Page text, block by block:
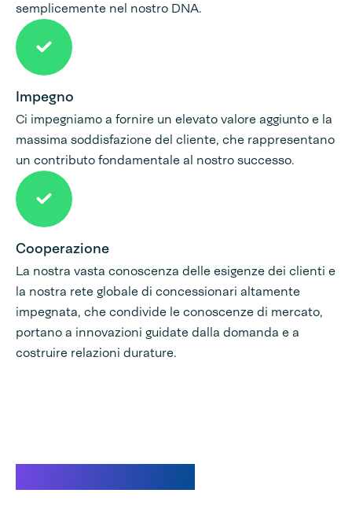
semplicemente nel nostro DNA.
Impegno
Ci impegniamo a fornire un elevato valore aggiunto e la
massima soddisfazione del cliente, che rappresentano
un contributo fondamentale al nostro successo.
Cooperazione
La nostra vasta conoscenza delle esigenze dei clienti e
la nostra rete globale di concessionari altamente
impegnata, che condivide le conoscenze di mercato,
portano a innovazioni guidate dalla domanda e a
costruire relazioni durature.